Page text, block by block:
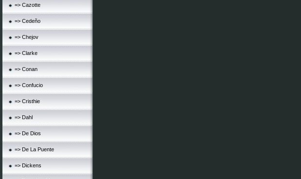
=> Cazotte
=> Cedeño
=> Chejov
=> Clarke
=> Conan
=> Confucio
=> Cristhie
=> Dahl
=> De Dios
=> De La Puente
=> Dickens